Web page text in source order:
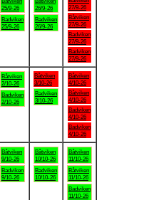
25/9-26
Badviken
25/9-26
26/9-26
Badviken
26/9-26
27/9-26
Båtviken
27/9-26
Badviken
27/9-26
Badviken
27/9-26
Båtviken
2/10-26
Badviken
2/10-26
Båtviken
3/10-26
Badviken
3/10-26
Båtviken
4/10-26
Båtviken
4/10-26
Badviken
4/10-26
Badviken
4/10-26
Båtviken
9/10-26
Badviken
9/10-26
Båtviken
10/10-26
Badviken
10/10-26
Båtviken
11/10-26
Båtviken
11/10-26
Badviken
11/10-26